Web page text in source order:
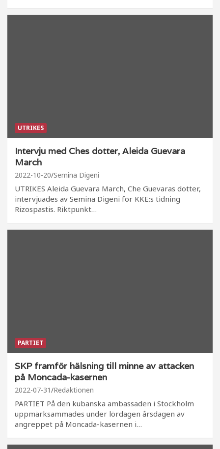
UTRIKES
Intervju med Ches dotter, Aleida Guevara
March
2022-10-20 Semina Digeni
UTRIKES Aleida Guevara March, Che Guevaras dotter,
intervjuades av Semina Digeni för KKE:s tidning
Rizospastis. Riktpunkt…
PARTIET
SKP framför hälsning till minne av attacken
på Moncada-kasernen
2022-07-31 Redaktionen
PARTIET På den kubanska ambassaden i Stockholm
uppmärksammades under lördagen årsdagen av
angreppet på Moncada-kasernen i…